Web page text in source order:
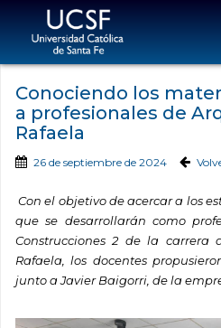
Conociendo los
a profesionales de
Rafaela
26 de septiembre de 2024
Con el objetivo de acercar a los
que se desarrollarán como
Construcciones 2 de la carrera
Rafaela, los docentes
junto a Javier Baigorri, de la